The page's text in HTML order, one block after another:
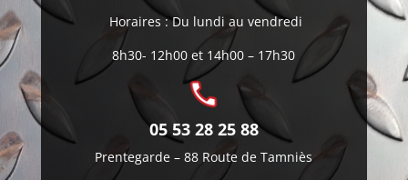
Horaires : Du lundi au vendredi
8h30- 12h00 et 14h00 – 17h30
05 53 28 25 88
Prentegarde –88 Route de Tamniès